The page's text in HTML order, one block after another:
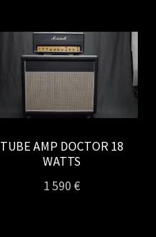
TUBE AMP DOCTOR 18
WATTS
1 590 €